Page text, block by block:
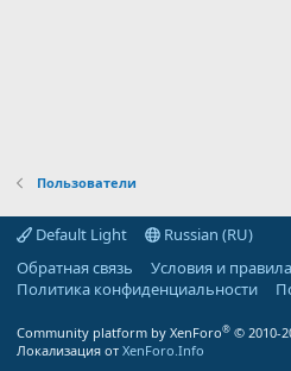
Пользователи
Default Light
Russian (RU)
Обратная связь
Условия и правила
Политика конфиденциальности
Community platform by XenForo® © 2010-
Локализация от XenForo.Info